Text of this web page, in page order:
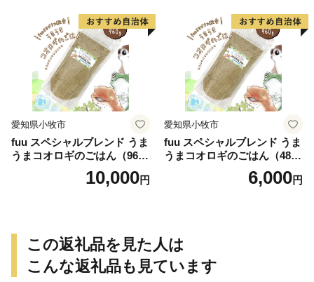
愛知県小牧市
fuu スペシャルブレンド うま
うまコオロギのごはん（960
10,000円
愛知県小牧市
fuu スペシャルブレンド うま
うまコオロギのごはん（480
6,000円
この返礼品を見た人は
こんな返礼品も見ています